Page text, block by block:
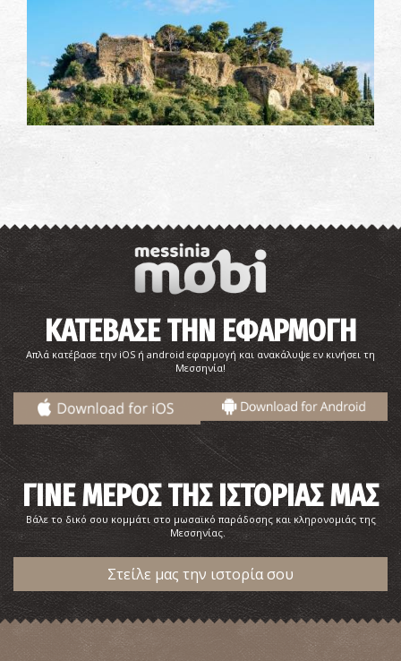
Η «Μάνα Ελιά» της Καλαμάτας
ΙΔΙΑΙΤΕΡΕΣ ΘΕΣΕΙΣ ~1.4Km
ΚΑΤΕΒΑΣΕ ΤΗΝ ΕΦΑΡΜΟΓΗ
Απλά κατέβασε την iOS ή android εφαρμογή και ανακάλυψε εν κινήσει τη
Μεσσηνία!
ΓΙΝΕ ΜΕΡΟΣ ΤΗΣ ΙΣΤΟΡΙΑΣ ΜΑΣ
Βάλε το δικό σου κομμάτι στο μωσαϊκό παράδοσης και κληρονομιάς της
Μεσσηνίας.
Στείλε μας την ιστορία σου